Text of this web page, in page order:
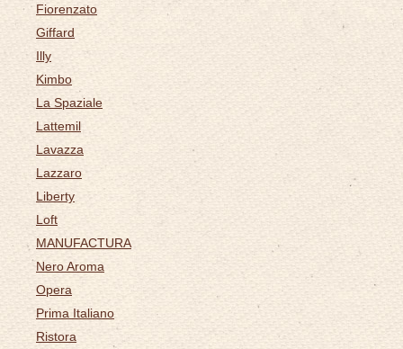
Fiorenzato
Giffard
Illy
Kimbo
La Spaziale
Lattemil
Lavazza
Lazzaro
Liberty
Loft
MANUFACTURA
Nero Aroma
Opera
Prima Italiano
Ristora